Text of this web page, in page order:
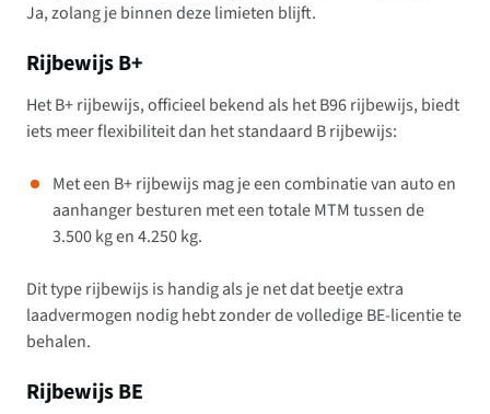
Ja, zolang je binnen deze limieten blijft.
Rijbewijs B+
Het B+ rijbewijs, officieel bekend als het B96 rijbewijs, biedt
iets meer flexibiliteit dan het standaard B rijbewijs:
Met een B+ rijbewijs mag je een combinatie van auto en
aanhanger besturen met een totale MTM tussen de
3.500 kg en 4.250 kg.
Dit type rijbewijs is handig als je net dat beetje extra
laadvermogen nodig hebt zonder de volledige BE-licentie te
behalen.
Rijbewijs BE